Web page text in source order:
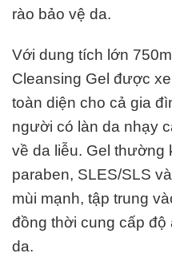
rào bảo vệ da.
Với dung tích lớn
Cleansing Gel được
toàn diện cho cả gia
người có làn da nhạy
về da liễu. Gel thường
paraben, SLES/SLS
mùi mạnh, tập trung
đồng thời cung cấp độ
da.